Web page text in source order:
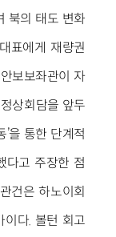
북의 태도 변화
표에게 재량권
보보좌관이 자
상회담을 앞두
을 통한 단계적
다고 주장한 점
건은 하노이회
이다. 볼턴 회고